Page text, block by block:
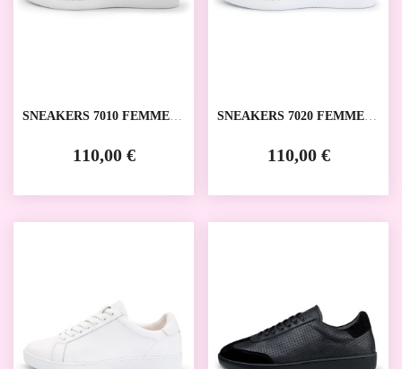
SNEAKERS 7010 FEMMES
110,00 €
SNEAKERS 7020 FEMMES
110,00 €